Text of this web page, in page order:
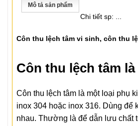
Mô tả sản phẩm
Chi tiết sp: ...
Côn thu lệch tâm vi sinh, côn thu
Côn thu lệch tâm
Côn thu lệch tâm là một loại phụ
inox 304 hoặc inox 316. Dùng
nhau. Thường là để dẫn lưu